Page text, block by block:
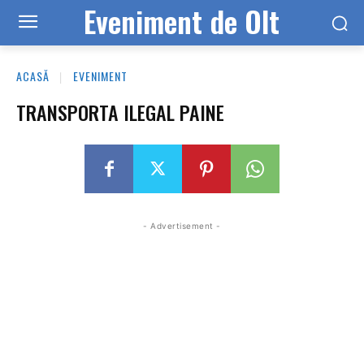
Eveniment de Olt
ACASĂ EVENIMENT
TRANSPORTA ILEGAL PAINE
- Advertisement -